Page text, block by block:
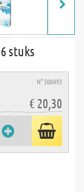
stuks
N° 500493
€ 20,30